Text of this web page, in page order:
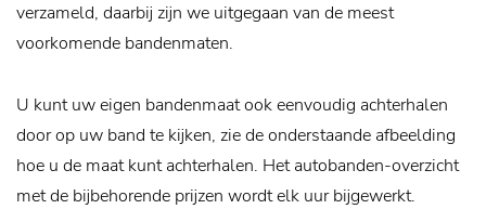
verzameld, daarbij zijn we uitgegaan van de meest
voorkomende bandenmaten.
U kunt uw eigen bandenmaat ook eenvoudig achterhalen
door op uw band te kijken, zie de onderstaande afbeelding
hoe u de maat kunt achterhalen. Het autobanden-overzicht
met de bijbehorende prijzen wordt elk uur bijgewerkt.